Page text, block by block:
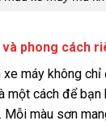
phong cách
máy không
một cách để bạn
Mỗi màu sơn